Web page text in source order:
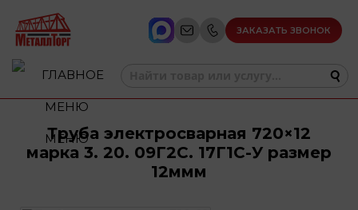
ЗАКАЗАТЬ ЗВОНОК
МЕНЮ
Труба электросварная 720×12
марка 3. 20. 09Г2С. 17Г1С-У размер
12ммм